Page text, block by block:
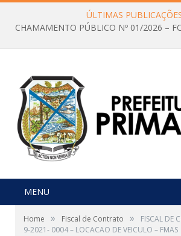
ÚLTIMAS
MENU
Home » Fiscal de Contrato »
FISCAL DE
9-2021- 0004 – LOCACAO DE VEICULO – FMAS